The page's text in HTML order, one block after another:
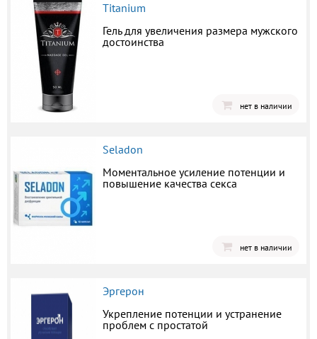
Titanium
Гель для увеличения размера мужского
достоинства
нет в наличии
Seladon
Моментальное усиление потенции и
повышение качества секса
нет в наличии
Эргерон
Укрепление потенции и устранение
проблем с простатой